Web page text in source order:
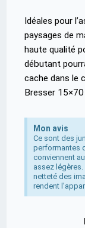
Idéales pour
paysages de
haute qualité
débutant
cache dans le
Bresser
Mon avis
Ce sont des
performantes
conviennent
assez légères.
netteté des
rendent